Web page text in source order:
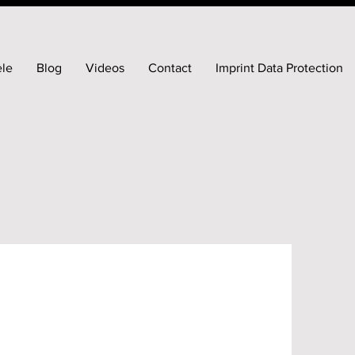
Blog Videos Contact Imprint Data Protection